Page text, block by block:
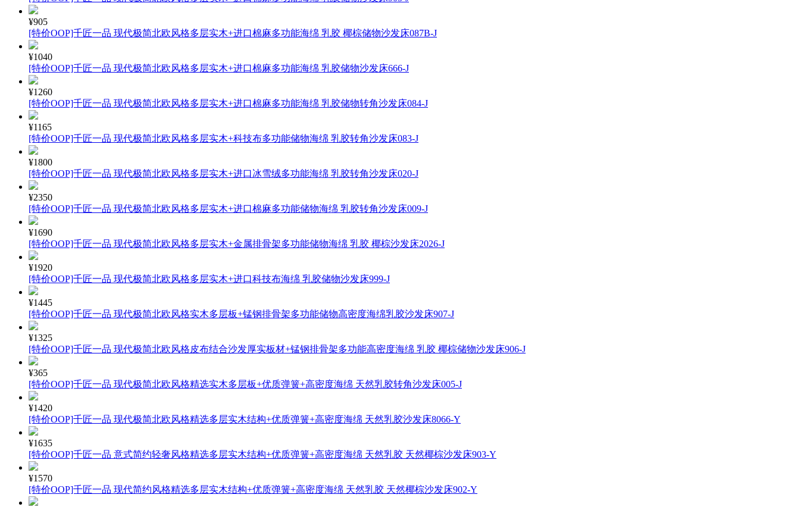
¥905
[特价OOP]千匠一品 现代极简北欧风格多层实木+进口棉麻多功能海绵 乳胶 椰棕储物沙发床087B-J
¥1040
[特价OOP]千匠一品 现代极简北欧风格多层实木+进口棉麻多功能海绵 乳胶储物沙发床666-J
¥1260
[特价OOP]千匠一品 现代极简北欧风格多层实木+进口棉麻多功能海绵 乳胶储物转角沙发床084-J
¥1165
[特价OOP]千匠一品 现代极简北欧风格多层实木+科技布多功能储物海绵 乳胶转角沙发床083-J
¥1800
[特价OOP]千匠一品 现代极简北欧风格多层实木+进口冰雪绒多功能海绵 乳胶转角沙发床020-J
¥2350
[特价OOP]千匠一品 现代极简北欧风格多层实木+进口棉麻多功能储物海绵 乳胶转角沙发床009-J
¥1690
[特价OOP]千匠一品 现代极简北欧风格多层实木+金属排骨架多功能储物海绵 乳胶 椰棕沙发床2026-J
¥1920
[特价OOP]千匠一品 现代极简北欧风格多层实木+进口科技布海绵 乳胶储物沙发床999-J
¥1445
[特价OOP]千匠一品 现代极简北欧风格实木多层板+锰钢排骨架多功能储物高密度海绵乳胶沙发床907-J
¥1325
[特价OOP]千匠一品 现代极简北欧风格皮布结合沙发厚实板材+锰钢排骨架多功能高密度海绵 乳胶 椰棕储物沙发床906-J
¥365
[特价OOP]千匠一品 现代极简北欧风格精选实木多层板+优质弹簧+高密度海绵 天然乳胶转角沙发床005-J
¥1420
[特价OOP]千匠一品 现代极简北欧风格精选多层实木结构+优质弹簧+高密度海绵 天然乳胶沙发床8066-Y
¥1635
[特价OOP]千匠一品 意式简约轻奢风格精选多层实木结构+优质弹簧+高密度海绵 天然乳胶 天然椰棕沙发床903-Y
¥1570
[特价OOP]千匠一品 现代简约风格精选多层实木结构+优质弹簧+高密度海绵 天然乳胶 天然椰棕沙发床902-Y